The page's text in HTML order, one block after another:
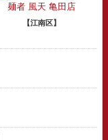
麺者 風天 亀田店
【江南区】